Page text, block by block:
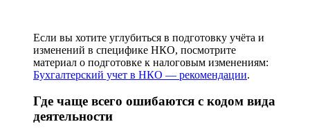
Если вы хотите углубиться в подготовку учёта и
изменений в специфике НКО, посмотрите
материал о подготовке к налоговым изменениям:
Бухгалтерский учет в НКО — рекомендации.
Где чаще всего ошибаются с кодом вида
деятельности